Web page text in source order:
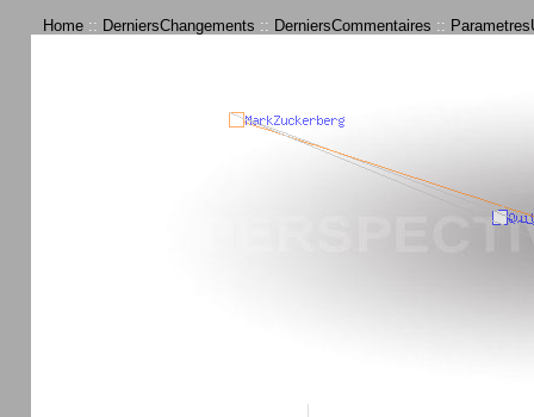
Home :: DerniersChangements :: DerniersCommentaires ::